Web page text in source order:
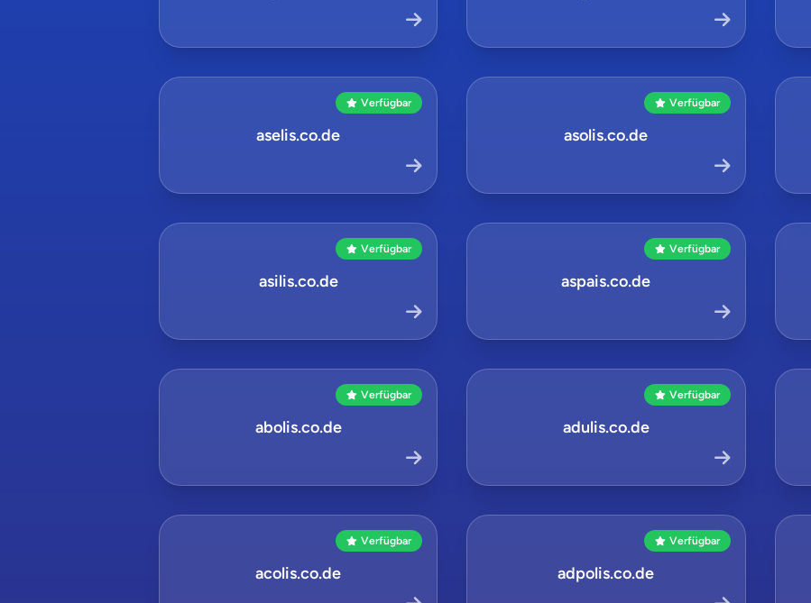
Verfügbar
aselis.co.de
Verfügbar
asolis.co.de
Verfügbar
asilis.co.de
Verfügbar
aspais.co.de
Verfügbar
abolis.co.de
Verfügbar
adulis.co.de
Verfügbar
acolis.co.de
Verfügbar
adpolis.co.de